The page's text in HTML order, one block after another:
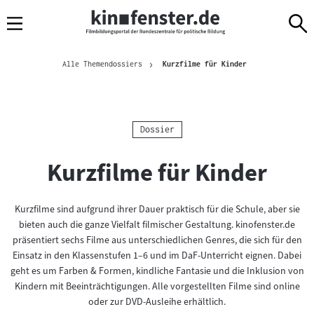
Navigation
zum
zur
Brotkrümelnavigation
Alle Themendossiers Kurzfilme für KinderAktuelle Seite
Kategorie:
Dossier
Kurzfilme für Kinder
Kurzfilme sind aufgrund ihrer Dauer praktisch für die Schule, aber sie
bieten auch die ganze Vielfalt filmischer Gestaltung. kinofenster.de
präsentiert sechs Filme aus unterschiedlichen Genres, die sich für den
Einsatz in den Klassenstufen 1–6 und im DaF-Unterricht eignen. Dabei
geht es um Farben & Formen, kindliche Fantasie und die Inklusion von
Kindern mit Beeinträchtigungen. Alle vorgestellten Filme sind online
oder zur DVD-Ausleihe erhältlich.